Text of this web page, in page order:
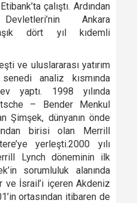
çalıştı. Ardından
Ankara
dört yıl kıdemli
ve uluslararası yatırım
analiz kısmında
yaptı. 1998 yılında
– Bender Menkul
Şimşek, dünyanın önde
birisi olan Merrill
yerleşti.2000 yılı
Lynch döneminin ilk
sorumluluk alanında
ve İsrail’i içeren Akdeniz
ortasından itibaren de